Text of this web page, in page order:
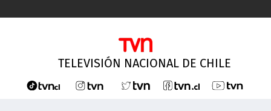
TELEVISIÓN NACIONAL DE CHILE